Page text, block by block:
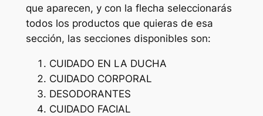
que aparecen, y con la flecha seleccionarás
todos los productos que quieras de esa
sección, las secciones disponibles son:
CUIDADO EN LA DUCHA
CUIDADO CORPORAL
DESODORANTES
CUIDADO FACIAL